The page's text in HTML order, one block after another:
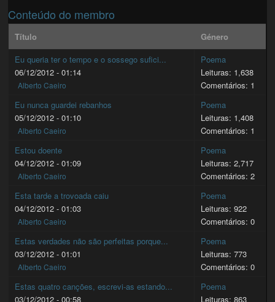
Conteúdo do membro
Título
Género
Eu queria ter o tempo e o sossego sufici...
06/12/2012 - 01:14
Alberto Caeiro
Poema
Leituras: 1,638
Comentários: 1
Eu nunca guardei rebanhos
05/12/2012 - 01:10
Alberto Caeiro
Poema
Leituras: 1,408
Comentários: 1
Estou doente
04/12/2012 - 01:09
Alberto Caeiro
Poema
Leituras: 2,717
Comentários: 2
Esta tarde a trovoada caiu
04/12/2012 - 01:03
Alberto Caeiro
Poema
Leituras: 922
Comentários: 0
Estas verdades não são perfeitas porque...
03/12/2012 - 01:01
Alberto Caeiro
Poema
Leituras: 773
Comentários: 0
Estas quatro canções, escrevi-as estando...
03/12/2012 - 00:58
Poema
Leituras: 863